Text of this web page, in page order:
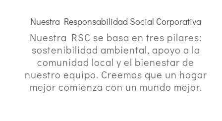
Nuestra Responsabilidad Social Corporativa
Nuestra RSC se basa en tres pilares:
sostenibilidad ambiental, apoyo a la
comunidad local y el bienestar de
nuestro equipo. Creemos que un hogar
mejor comienza con un mundo mejor.